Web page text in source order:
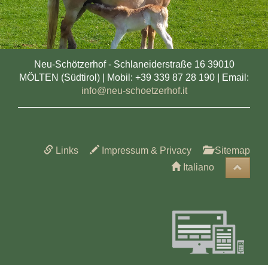
Neu-Schötzerhof - Schlaneiderstraße 16 39010
MÖLTEN (Südtirol) | Mobil: +39 339 87 28 190 | Email:
info@neu-schoetzerhof.it
Links Impressum & Privacy
Sitemap
Italiano